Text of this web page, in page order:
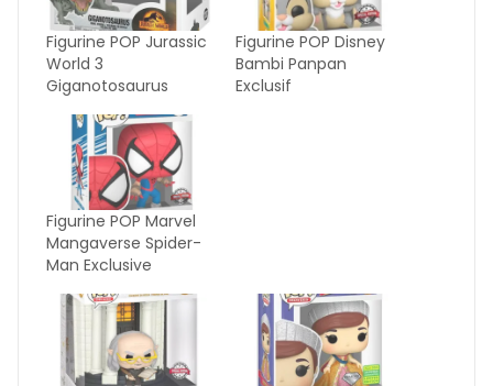
Figurine POP Jurassic
World 3
Giganotosaurus
Figurine POP Disney
Bambi Panpan
Exclusif
Figurine POP Marvel
Mangaverse Spider-
Man Exclusive